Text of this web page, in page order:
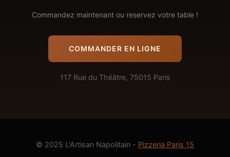
Commandez maintenant ou reservez votre table !
COMMANDER EN LIGNE
117 Rue du Théâtre, 75015 Paris
© 2025 L'Artisan Napolitain - Pizzeria Paris 15